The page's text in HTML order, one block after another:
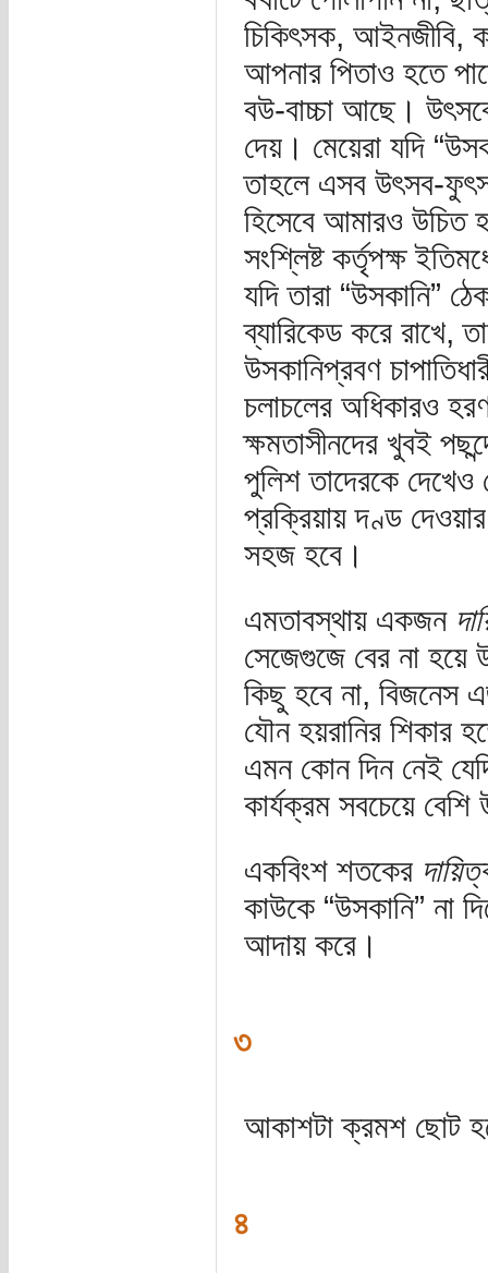
চিকিৎসক, আইনজীবি,
আপনার পিতাও হতে
বউ-বাচ্চা আছে।
দেয়। মেয়েরা যদি
তাহলে এসব উৎসব-
হিসেবে আমারও উচিত
সংশ্লিষ্ট কর্তৃপক্ষ
যদি তারা “উসকানি”
ব্যারিকেড করে রাখে,
উসকানিপ্রবণ
চলাচলের অধিকারও
ক্ষমতাসীনদের খুবই
পুলিশ তাদেরকে
প্রক্রিয়ায় দণ্ড
সহজ হবে।
এমতাবস্থায় একজন
সেজেগুজে বের না হয়ে
কিছু হবে না,
যৌন হয়রানির শিকার
এমন কোন দিন নেই
কার্যক্রম সবচেয়ে
একবিংশ শতকের
কাউকে “উসকানি” না
আদায় করে।
৩
আকাশটা ক্রমশ ছোট
৪